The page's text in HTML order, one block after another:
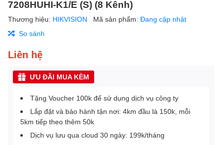
7208HUHI-K1/E (S) (8 Kênh)
Thương hiệu: HIKVISION Mã sản phẩm: Đang cập nhật
So sánh
Liên hệ
ƯU ĐÃI MUA KÈM
Tặng Voucher 100k để sử dụng dịch vụ công ty
Lắp đặt và bảo hành tận nơi: 4km đầu là 150k, mỗi
5km tiếp theo thêm 50k
Dịch vụ lưu qua cloud 30 ngày: 199k/tháng